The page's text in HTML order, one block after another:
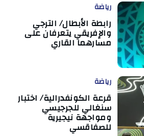
رياضة
رابطة الأبطال/ الترجي
والإفريقي يتعرفان على
مسارهما القاري
رياضة
قرعة الكونفدرالية/ اختبار
سنغالي للجرجيسي
ومواجهة نيجيرية
للصفاقسي